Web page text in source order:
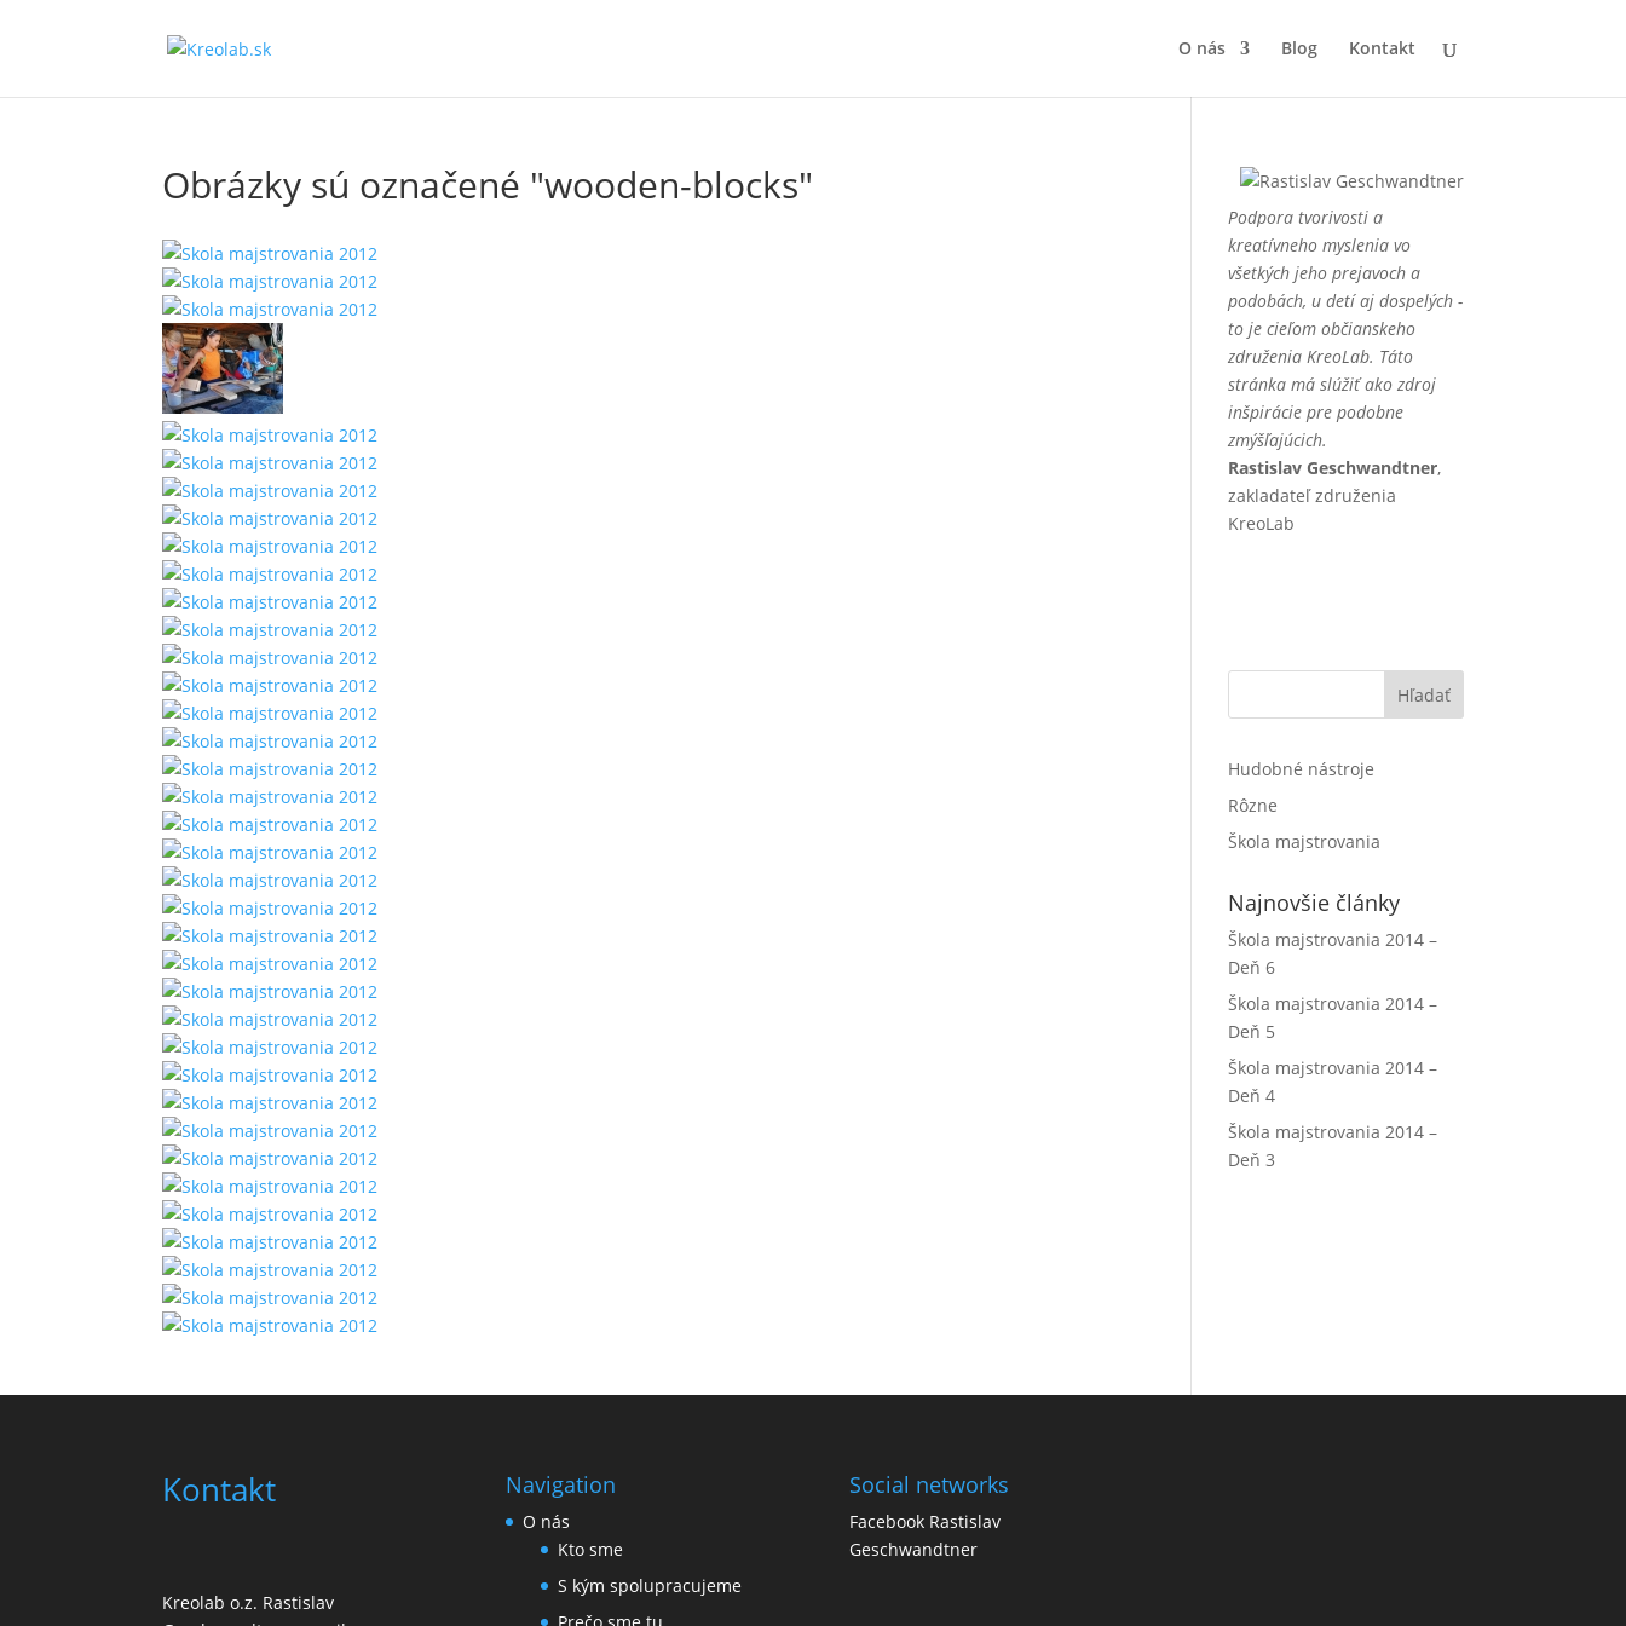
O nás Blog Kontakt
Obrázky sú označené "wooden-blocks"
Podpora tvorivosti a
kreatívneho myslenia vo
všetkých jeho prejavoch a
podobách, u detí aj dospelých -
to je cieľom občianskeho
združenia KreoLab. Táto
stránka má slúžiť ako zdroj
inšpirácie pre podobne
zmýšľajúcich.
Rastislav Geschwandtner,
zakladateľ združenia
KreoLab
Hľadať
Hudobné nástroje
Rôzne
Škola majstrovania
Najnovšie články
Škola majstrovania 2014 –
Deň 6
Škola majstrovania 2014 –
Deň 5
Škola majstrovania 2014 –
Deň 4
Škola majstrovania 2014 –
Deň 3
Kontakt
Kreolab o.z. Rastislav
Navigation
O nás
Kto sme
S kým spolupracujeme
Prečo sme tu
Social networks
Facebook Rastislav
Geschwandtner